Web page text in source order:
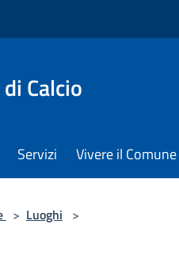
Calcio
Servizi Vivere il Comune
> Luoghi >